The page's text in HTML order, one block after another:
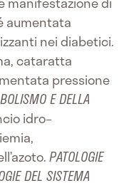
aumentata
nei diabetici.
cataratta
pressione
E DELLA
idro–
PATOLOGIE
DEL SISTEMA